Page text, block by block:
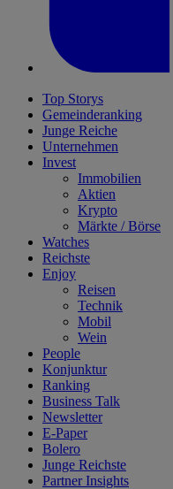
Top Storys
Gemeinderanking
Junge Reiche
Unternehmen
Invest
Immobilien
Aktien
Krypto
Märkte / Börse
Watches
Reichste
Enjoy
Reisen
Technik
Mobil
Wein
People
Konjunktur
Ranking
Business Talk
Newsletter
E-Paper
Bolero
Junge Reichste
Partner Insights